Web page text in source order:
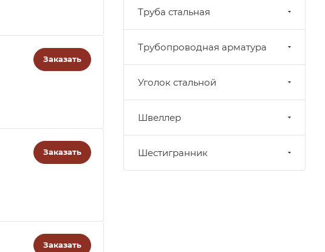
Заказать
Заказать
Заказать
Труба стальная
Трубопроводная арматура
Уголок стальной
Швеллер
Шестигранник